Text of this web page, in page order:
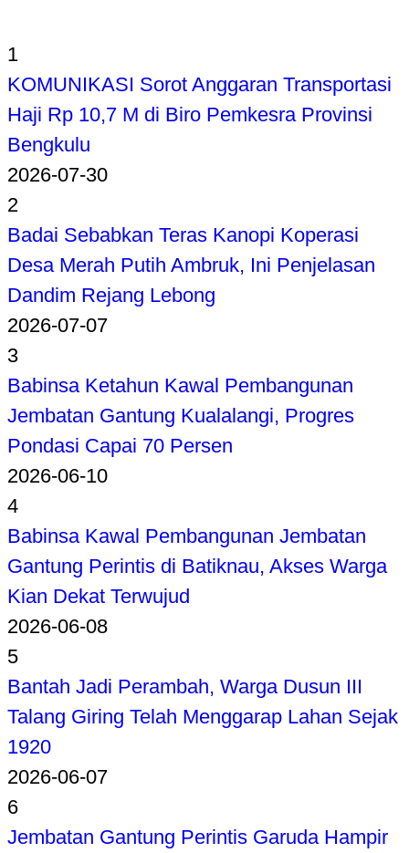
1
KOMUNIKASI Sorot Anggaran Transportasi
Haji Rp 10,7 M di Biro Pemkesra Provinsi
Bengkulu
2026-07-30
2
Badai Sebabkan Teras Kanopi Koperasi
Desa Merah Putih Ambruk, Ini Penjelasan
Dandim Rejang Lebong
2026-07-07
3
Babinsa Ketahun Kawal Pembangunan
Jembatan Gantung Kualalangi, Progres
Pondasi Capai 70 Persen
2026-06-10
4
Babinsa Kawal Pembangunan Jembatan
Gantung Perintis di Batiknau, Akses Warga
Kian Dekat Terwujud
2026-06-08
5
Bantah Jadi Perambah, Warga Dusun III
Talang Giring Telah Menggarap Lahan Sejak
1920
2026-06-07
6
Jembatan Gantung Perintis Garuda Hampir